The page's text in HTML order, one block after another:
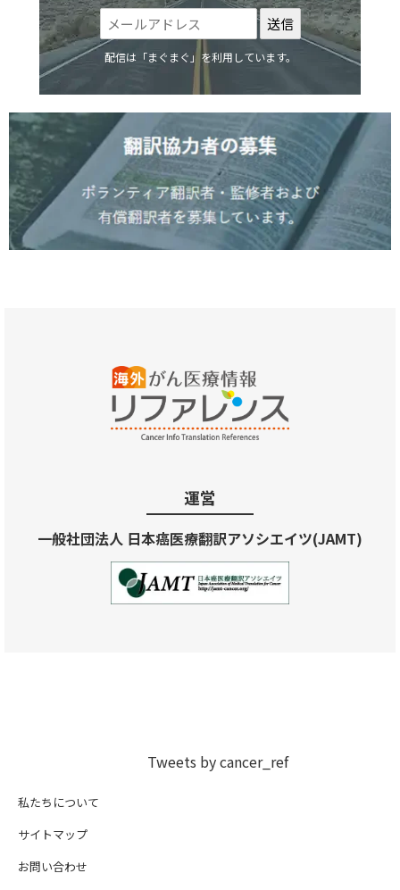
配信は「まぐまぐ」を利用しています。
運営
一般社団法人 日本癌医療翻訳アソシエイツ(JAMT)
Tweets by cancer_ref
私たちについて
サイトマップ
お問い合わせ